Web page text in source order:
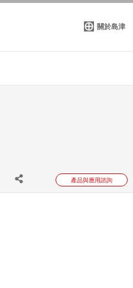
關於島津
產品與應用諮詢